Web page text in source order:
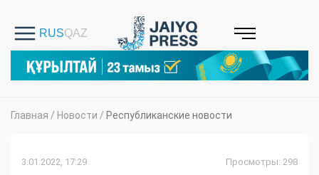
Главная / Новости / Республиканские новости
3.01.2022, 17:29 Просмотры: 298